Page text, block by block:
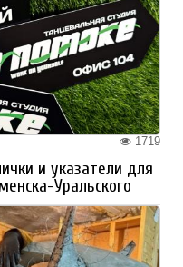
1719
и указатели для
Уральского